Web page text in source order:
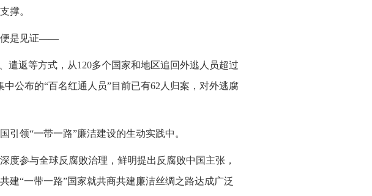
撑。
便是见证——
遣返等方式，从120多个国家和地区追回外逃人员超过
中公布的“百名红通人员”目前已有62人归案，对外逃腐
引领“一带一路”廉洁建设的生动实践中。
度参与全球反腐败治理，鲜明提出反腐败中国主张，
建“一带一路”国家就共商共建廉洁丝绸之路达成广泛